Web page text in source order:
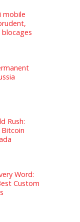
mobile
Rush:
Word:
Custom